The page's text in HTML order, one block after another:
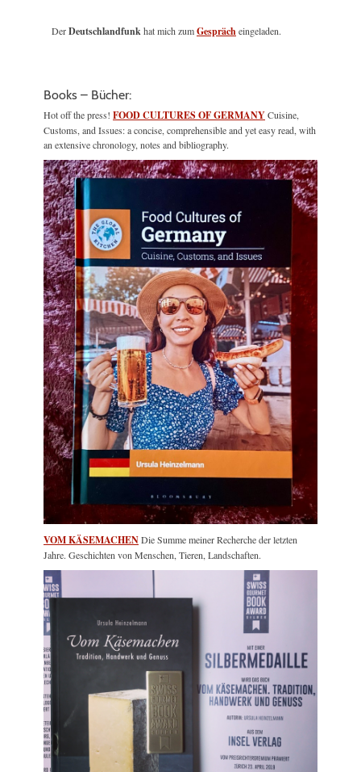
DerDeutschlandfunkhat mich zumGesprächeingeladen.
Books – Bücher:
Hot off the press! FOOD CULTURES OF GERMANYCuisine,
Customs, and Issues: a concise, comprehensible and yet easy read, with
an extensive chronology, notes and bibliography.
VOM KÄSEMACHENDie Summe meiner Recherche der letzten
Jahre. Geschichten von Menschen, Tieren, Landschaften.